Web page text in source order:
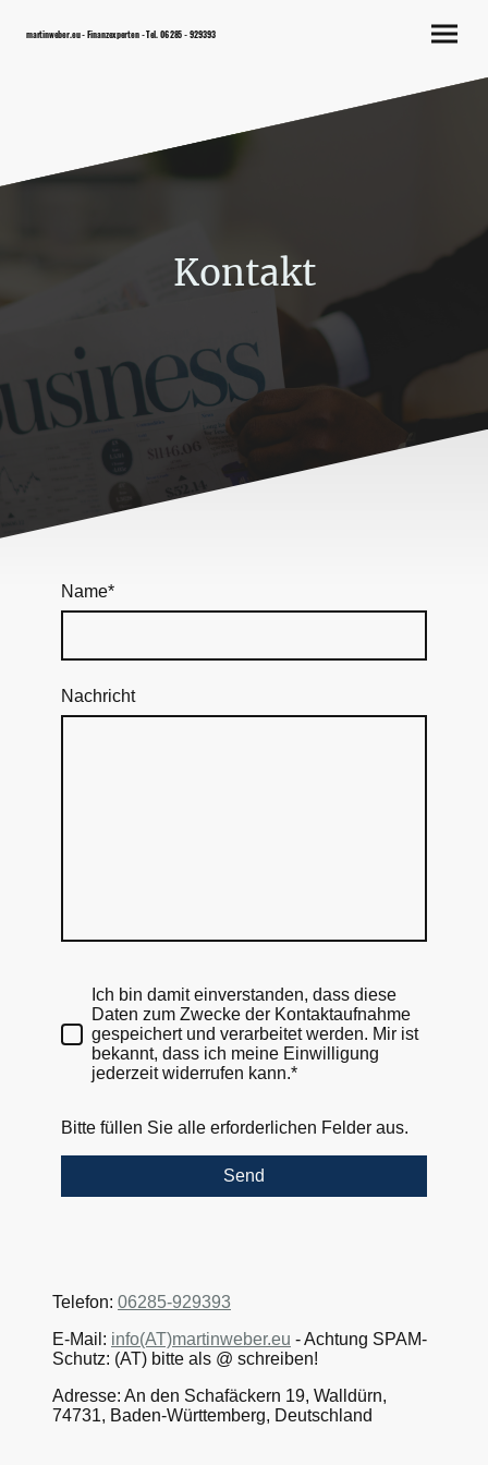
martinweber.eu - Finanzexperten - Tel. 06285 - 929393
Kontakt
Name*
Nachricht
Ich bin damit einverstanden, dass diese
Daten zum Zwecke der Kontaktaufnahme
gespeichert und verarbeitet werden. Mir ist
bekannt, dass ich meine Einwilligung
jederzeit widerrufen kann.*
Bitte füllen Sie alle erforderlichen Felder aus.
Send
Telefon: 06285-929393
E-Mail: info(AT)martinweber.eu - Achtung SPAM-
Schutz: (AT) bitte als @ schreiben!
Adresse: An den Schafäckern 19, Walldürn,
74731, Baden-Württemberg, Deutschland